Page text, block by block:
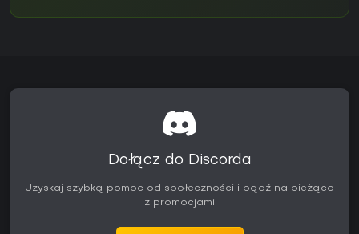
Dołącz do Discorda
Uzyskaj szybką pomoc od społeczności i bądź na bieżąco
z promocjami